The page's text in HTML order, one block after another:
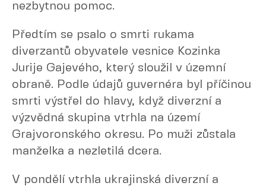
nezbytnou pomoc.
Předtím se psalo o smrti rukama
diverzantů obyvatele vesnice Kozinka
Jurije Gajevého, který sloužil v územní
obraně. Podle údajů guvernéra byl příčinou
smrti výstřel do hlavy, když diverzní a
výzvědná skupina vtrhla na území
Grajvoronského okresu. Po muži zůstala
manželka a nezletilá dcera.
V pondělí vtrhla ukrajinská diverzní a